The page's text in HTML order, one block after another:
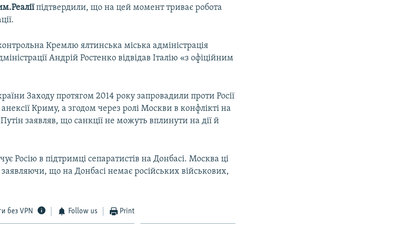
підтвердили, що на цей момент триває робота
Кремлю ялтинська міська адміністрація
Андрій Ростенко відвідав Італію «з офіційним
Заходу протягом 2014 року запровадили проти Росії
анексії Криму, а згодом через ролі Москви в конфлікті на
заявляв, що санкції не можуть вплинути на дії й
Росію в підтримці сепаратистів на Донбасі. Москва ці
що на Донбасі немає російських військових,
без VPN Follow us Print